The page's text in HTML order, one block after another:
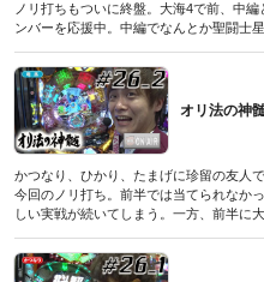
ノリ打ちもついに終盤。大海4で前、中
ンバーを応援中。中編でなんとか聖闘士
止まらないひかりは、気づけば20連を突
ノーヒットのたまげにも、ようやくチャ
ンスとなりそうだが…!?
(パチンコオリジナル必勝法デラックス
2019年6月20日発売号)
オリ法の神
かつなり、ひかり、たまげに珍留の友人
今回のノリ打ち。前半では当てられなか
しい実戦が続いてしまう。一方、前半に
りもシンフォギアで順調に出玉を増やし
わりたくないたまげと長島、そろそろ当